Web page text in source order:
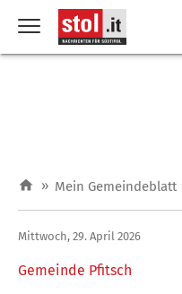
» Mein Gemeindeblatt
Gemeinde Pfitsch
Mittwoch, 29. April 2026